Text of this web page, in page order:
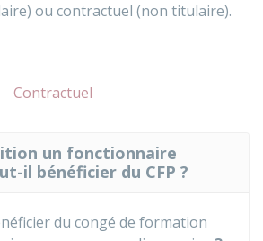
ou contractuel (non titulaire).
Contractuel
un fonctionnaire
il bénéficier du CFP ?
du congé de formation